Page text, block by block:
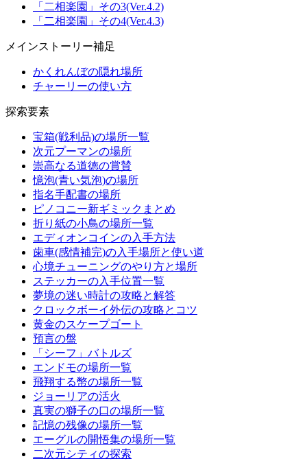
「二相楽園」その3(Ver.4.2)
「二相楽園」その4(Ver.4.3)
メインストーリー補足
かくれんぼの隠れ場所
チャーリーの使い方
探索要素
宝箱(戦利品)の場所一覧
次元プーマンの場所
崇高なる道徳の賞賛
憶泡(青い気泡)の場所
指名手配書の場所
ピノコニー新ギミックまとめ
折り紙の小鳥の場所一覧
エディオンコインの入手方法
歯車(感情補完)の入手場所と使い道
心境チューニングのやり方と場所
ステッカーの入手位置一覧
夢境の迷い時計の攻略と解答
クロックボーイ外伝の攻略とコツ
黄金のスケープゴート
預言の盤
「シーフ」バトルズ
エンドモの場所一覧
飛翔する幣の場所一覧
ジョーリアの活火
真実の獅子の口の場所一覧
記憶の残像の場所一覧
エーグルの開悟集の場所一覧
二次元シティの探索